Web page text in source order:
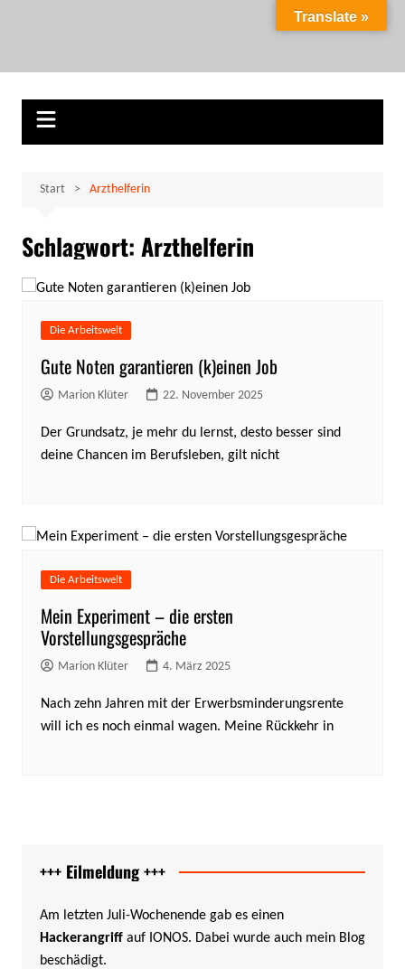
Start Arzthelferin
Schlagwort: Arzthelferin
Die Arbeitswelt
Gute Noten garantieren (k)einen Job
Marion Klüter 22. November 2025
Der Grundsatz, je mehr du lernst, desto besser sind
deine Chancen im Berufsleben, gilt nicht
Die Arbeitswelt
Mein Experiment – die ersten
Vorstellungsgespräche
Marion Klüter 4. März 2025
Nach zehn Jahren mit der Erwerbsminderungsrente
will ich es noch einmal wagen. Meine Rückkehr in
+++ Eilmeldung +++
Am letzten Juli-Wochenende gab es einen
Hackerangriffauf IONOS. Dabei wurde auch mein Blog
beschädigt.
Translate »